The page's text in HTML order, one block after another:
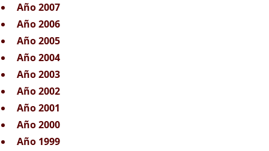
Año 2007
Año 2006
Año 2005
Año 2004
Año 2003
Año 2002
Año 2001
Año 2000
Año 1999